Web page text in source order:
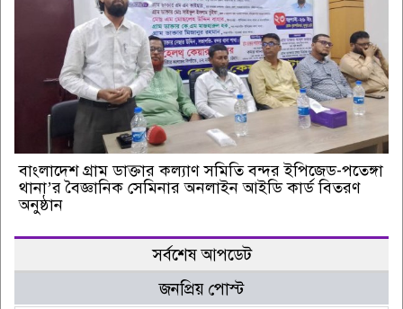
বাংলাদেশ গ্রাম ডাক্তার কল্যাণ সমিতি বন্দর ইপিজেড-পতেঙ্গা
থানা’র বৈজ্ঞানিক সেমিনার অনলাইন আইডি কার্ড বিতরণ
অনুষ্ঠান
সর্বশেষ আপডেট
জনপ্রিয় পোস্ট